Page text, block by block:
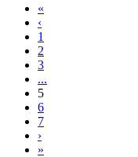
«
‹
1
2
3
...
5
6
7
›
»